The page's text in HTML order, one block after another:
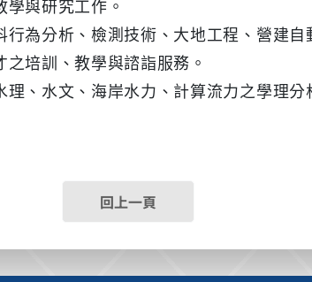
與研究工作。
為分析、檢測技術、大地工程、營建
培訓、教學與諮詣服務。
、水文、海岸水力、計算流力之學理
回上一頁